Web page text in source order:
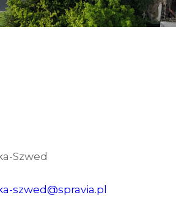
Szwed
szwed@spravia.pl